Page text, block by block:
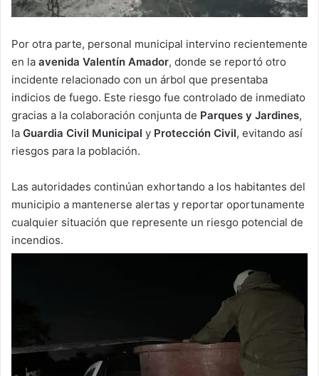
Por otra parte, personal municipal intervino recientemente
en la avenida Valentín Amador, donde se reportó otro
incidente relacionado con un árbol que presentaba
indicios de fuego. Este riesgo fue controlado de inmediato
gracias a la colaboración conjunta de Parques y Jardines,
la Guardia Civil Municipal y Protección Civil, evitando así
riesgos para la población.
Las autoridades continúan exhortando a los habitantes del
municipio a mantenerse alertas y reportar oportunamente
cualquier situación que represente un riesgo potencial de
incendios.